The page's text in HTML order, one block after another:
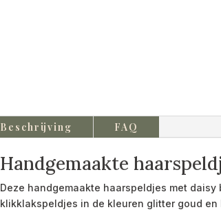
Beschrijving FAQ
Handgemaakte
Deze handgemaakte haarspeldjes met
klikklakspeldjes in de kleuren glitter goud